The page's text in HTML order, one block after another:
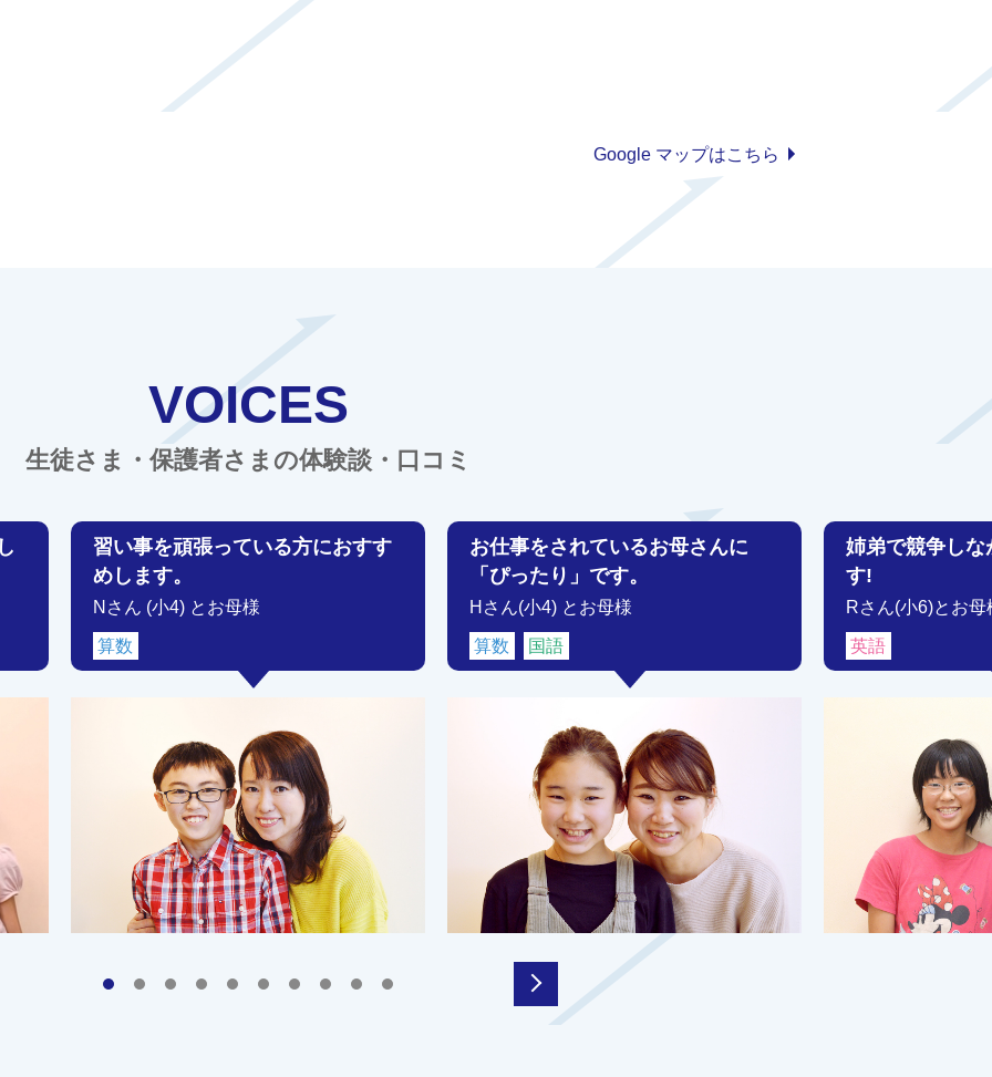
Google マップはこちら
VOICES
生徒さま・保護者さまの体験談・口コミ
習い事を頑張っている方におすす
めします。
Nさん (小4) とお母様
算数
お仕事をされているお母さんに
「ぴったり」です。
Hさん(小4) とお母様
算数 国語
姉弟で競争し
す!
Rさん(小6)とお母
英語